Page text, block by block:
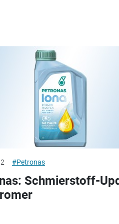
#Petronas
Schmierstoff-